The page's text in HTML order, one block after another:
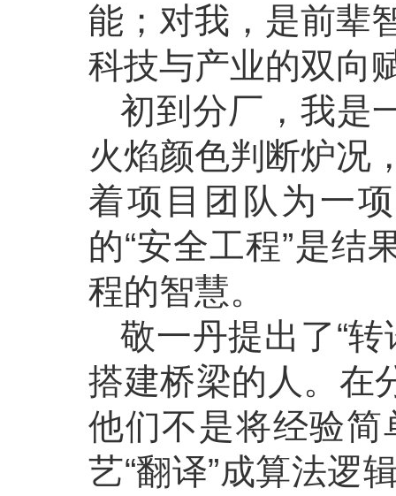
能；对我，是前辈
科技与产业的双向
初到分厂，我是
火焰颜色判断炉况
着项目团队为一
的“安全工程”是结
程的智慧。
敬一丹提出了“
搭建桥梁的人。在
他们不是将经验
艺“翻译”成算法逻